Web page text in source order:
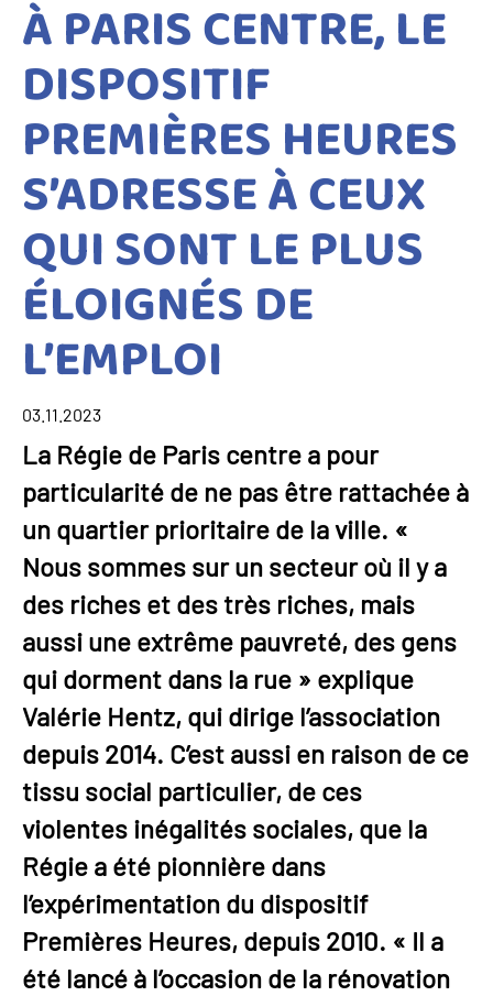
À PARIS CENTRE, LE
DISPOSITIF
PREMIÈRES HEURES
S’ADRESSE À CEUX
QUI SONT LE PLUS
ÉLOIGNÉS DE
L’EMPLOI
03.11.2023
La Régie de Paris centre a pour
particularité de ne pas être rattachée à
un quartier prioritaire de la ville. «
Nous sommes sur un secteur où il y a
des riches et des très riches, mais
aussi une extrême pauvreté, des gens
qui dorment dans la rue » explique
Valérie Hentz, qui dirige l’association
depuis 2014. C’est aussi en raison de ce
tissu social particulier, de ces
violentes inégalités sociales, que la
Régie a été pionnière dans
l’expérimentation du dispositif
Premières Heures, depuis 2010. « Il a
été lancé à l’occasion de la rénovation